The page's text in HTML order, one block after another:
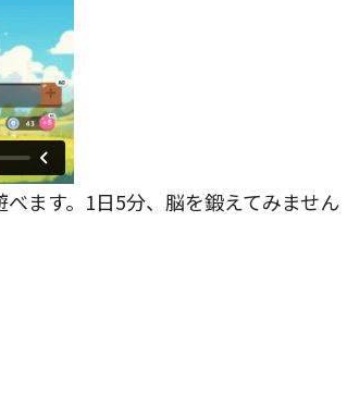
ます。1日5分、脳を鍛えてみません